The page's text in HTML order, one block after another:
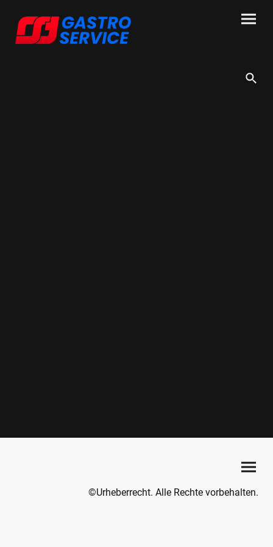
©Urheberrecht. Alle Rechte vorbehalten.